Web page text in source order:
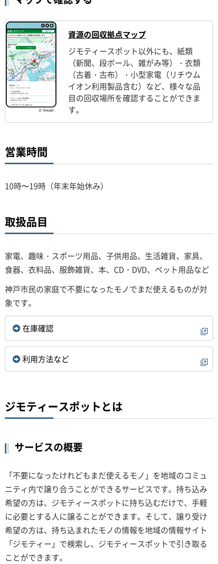
資源の回収拠点マップ
ジモティースポット以外にも、紙類
（新聞、段ボール、雑がみ等）・衣類
（古着・古布）・小型家電（リチウム
イオン利用製品含む）など、様々な品
目の回収場所を確認することができま
す。
営業時間
10時〜19時（年末年始休み）
取扱品目
家電、趣味・スポーツ用品、子供用品、生活雑貨、家具、
食器、衣料品、服飾雑貨、本、CD・DVD、ペット用品など
神戸市民の家庭で不要になったモノでまだ使えるものが対
象です。
在庫確認
利用方法など
ジモティースポットとは
サービスの概要
「不要になったけれどもまだ使えるモノ」を地域のコミュ
ニティ内で譲り合うことができるサービスです。持ち込み
希望の方は、ジモティースポットに持ち込むだけで、手軽
に必要とする人に譲ることができます。そして、譲り受け
希望の方は、持ち込まれたモノの情報を地域の情報サイト
「ジモティー」で検索し、ジモティースポットで引き取る
ことができます。